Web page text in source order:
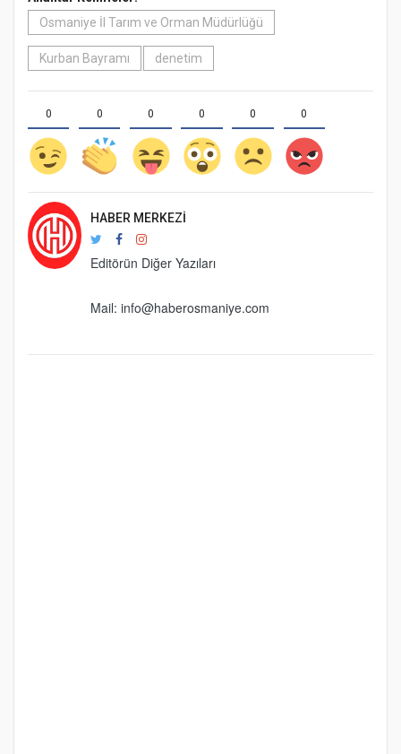
Osmaniye İl Tarım ve Orman Müdürlüğü
Kurban Bayramı denetim
0 0 0 0 0 0
HABER MERKEZI
Editörün Diğer Yazıları
Mail: info@haberosmaniye.com